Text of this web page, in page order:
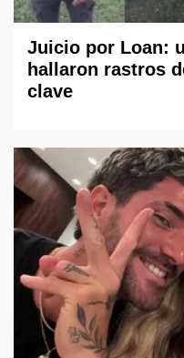
Juicio por Loan:
hallaron rastros
clave